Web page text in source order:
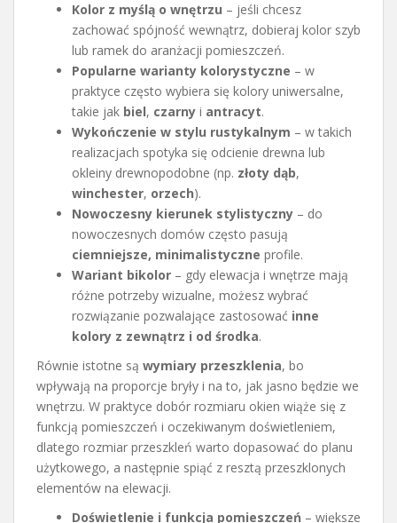
Kolor z myślą o wnętrzu – jeśli chcesz
zachować spójność wewnątrz, dobieraj kolor szyb
lub ramek do aranżacji pomieszczeń.
Popularne warianty kolorystyczne – w
praktyce często wybiera się kolory uniwersalne,
takie jak biel, czarny i antracyt.
Wykończenie w stylu rustykalnym – w takich
realizacjach spotyka się odcienie drewna lub
okleiny drewnopodobne (np. złoty dąb,
winchester, orzech).
Nowoczesny kierunek stylistyczny – do
nowoczesnych domów często pasują
ciemniejsze, minimalistyczne profile.
Wariant bikolor – gdy elewacja i wnętrze mają
różne potrzeby wizualne, możesz wybrać
rozwiązanie pozwalające zastosować inne
kolory z zewnątrz i od środka.
Równie istotne są wymiary przeszklenia, bo
wpływają na proporcje bryły i na to, jak jasno będzie we
wnętrzu. W praktyce dobór rozmiaru okien wiąże się z
funkcją pomieszczeń i oczekiwanym doświetleniem,
dlatego rozmiar przeszkleń warto dopasować do planu
użytkowego, a następnie spiąć z resztą przeszklonych
elementów na elewacji.
Doświetlenie i funkcja pomieszczeń – większe